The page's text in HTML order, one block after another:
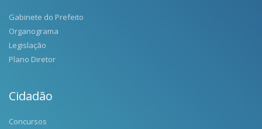
Gabinete do Prefeito
Organograma
Legislação
Plano Diretor
Cidadão
Concursos